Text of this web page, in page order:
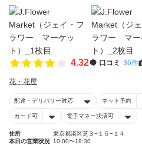
4.32 口コミ 36件
花・花屋
配達・デリバリー対応 ネット予約
カード可 電子マネー決済可
住所
東京都港区芝３−１５−１４
本日の営業状況 10:00〜18:30